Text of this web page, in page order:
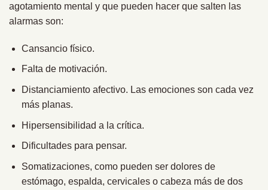
agotamiento mental y que pueden hacer que salten las
alarmas son:
Cansancio físico.
Falta de motivación.
Distanciamiento afectivo. Las emociones son cada vez
más planas.
Hipersensibilidad a la crítica.
Dificultades para pensar.
Somatizaciones, como pueden ser dolores de
estómago, espalda, cervicales o cabeza más de dos